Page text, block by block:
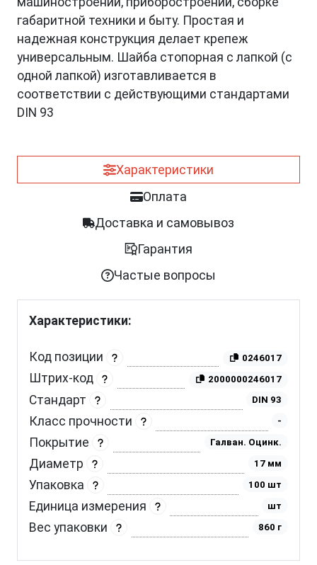
габаритной техники и быту. Простая и
надежная конструкция делает крепеж
универсальным. Шайба стопорная с лапкой (с
одной лапкой) изготавливается в
соответствии с действующими стандартами
DIN 93
Характеристики
Оплата
Доставка и самовывоз
Гарантия
Частые вопросы
Характеристики:
Код позиции 0246017
Штрих-код 2000000246017
Стандарт DIN 93
Класс прочности -
Покрытие Галван. Оцинк.
Диаметр 17 мм
Упаковка 100 шт
Единица измерения шт
Вес упаковки 860 г